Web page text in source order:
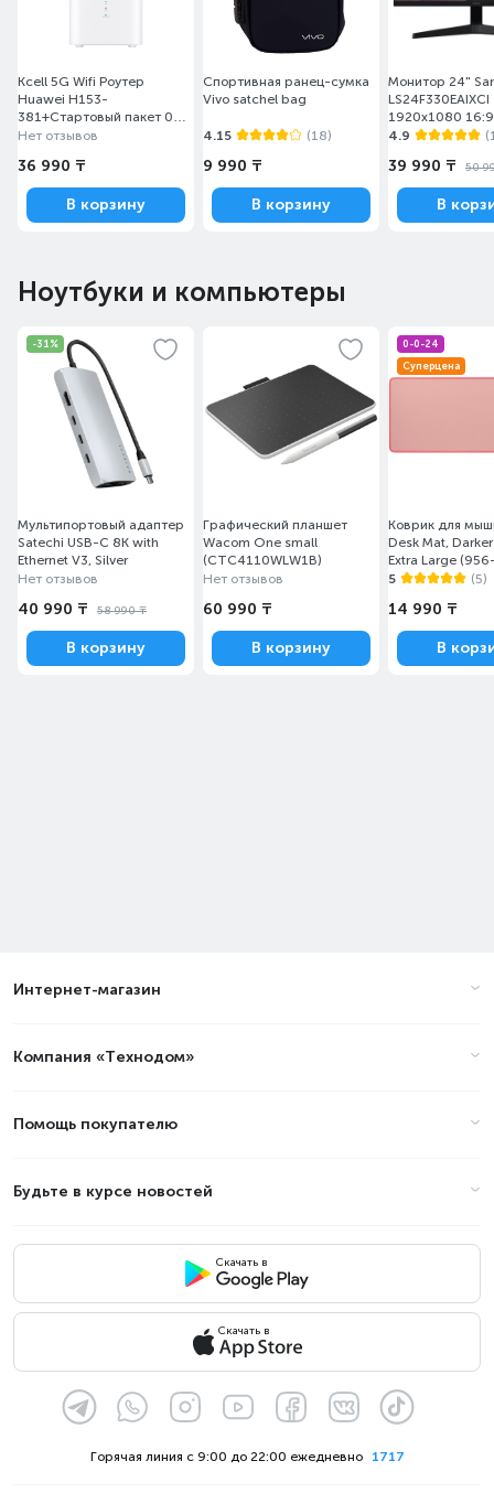
Kcell 5G Wifi Роутер
Huawei H153-
381+Стартовый пакет 0
Kcell Auleti
Нет отзывов
36 990 ₸
В корзину
Спортивная ранец-сумка
Vivo satchel bag
4.15 (18)
9 990 ₸
В корзину
Монитор 24"
LS24F330EAIXCI
1920x1080
(HDMI+DP) Black
4.9
39 990 ₸ 50
В
Ноутбуки и компьютеры
-31%
Мультипортовый адаптер
Satechi USB-C 8K with
Ethernet V3, Silver
Нет отзывов
40 990 ₸ 58 990 ₸
В корзину
Графический планшет
Wacom One small
(CTC4110WLW1B)
Нет отзывов
60 990 ₸
В корзину
0-0-24
Суперцена
Коврик для
Desk Mat,
Extra Large
5
(5)
14 990 ₸
В
Интернет-магазин
Компания «Технодом»
Помощь покупателю
Будьте в курсе новостей
Скачать в
Скачать в
1717
Горячая линия с 9:00 до 22:00 ежедневно